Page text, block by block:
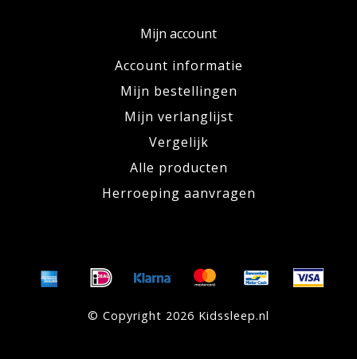
Mijn account
Account informatie
Mijn bestellingen
Mijn verlanglijst
Vergelijk
Alle producten
Herroeping aanvragen
© Copyright 2026 Kidssleep.nl